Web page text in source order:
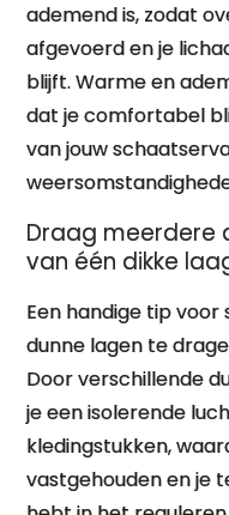
ademend is, zodat
afgevoerd en je
blijft. Warme en
dat je comfortabel
van jouw
Draag meerdere
van één dikke
Een handige tip
dunne lagen te
Door verschillende
je een isolerende
kledingstukken,
vastgehouden en je